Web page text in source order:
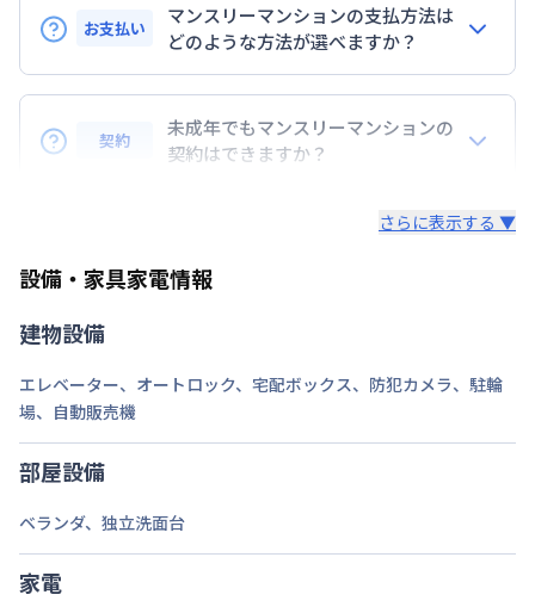
定員
2名
次回更新日
情報更新日より14日以内
お支払い
マンスリーマンションの支払方法は
どのような方法が選べますか？
BraTToの運営するマンスリーマンションのお支払い
は、指定口座へのお振込み・当社での現金払い、クレ
ジットカード払い（DCカード、VISAカード、Master
契約
未成年でもマンスリーマンションの
契約はできますか？
さらに表示する ▼
設備・家具家電情報
建物設備
エレベーター、 オートロック、 宅配ボックス、 防犯カメラ、 駐輪
場、 自動販売機
部屋設備
ベランダ、 独立洗面台
家電